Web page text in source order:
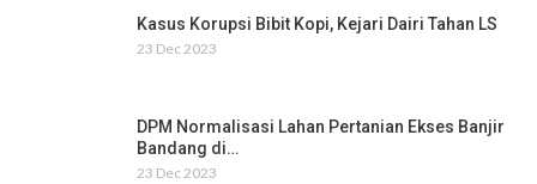
Kasus Korupsi Bibit Kopi, Kejari Dairi Tahan LS
23 Dec 2023
DPM Normalisasi Lahan Pertanian Ekses Banjir
Bandang di…
23 Dec 2023